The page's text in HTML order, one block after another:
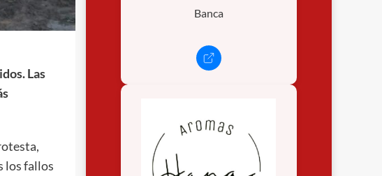
Las
los fallos
Banca